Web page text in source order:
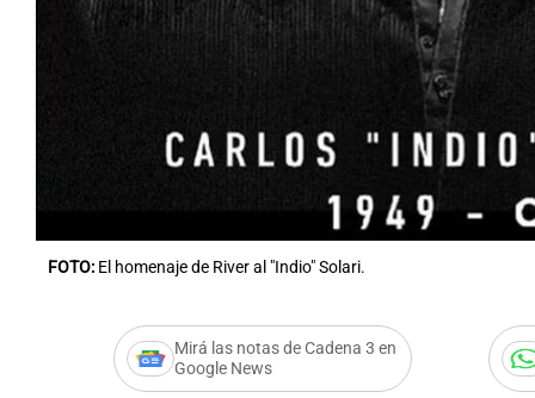
FOTO: El homenaje de River al "Indio" Solari.
Mirá las notas de Cadena 3 en
Google News